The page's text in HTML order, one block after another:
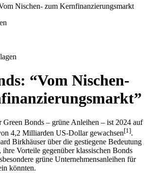
Nischen- zum Kernfinanzierungsmarkt
“Vom Nischen-
Bonds – grüne Anleihen – ist 2024 auf
4,2 Milliarden US-Dollar gewachsen[1].
Birkhäuser über die gestiegene Bedeutung
Vorteile gegenüber klassischen Bonds
grüne Unternehmensanleihen für
könnten.